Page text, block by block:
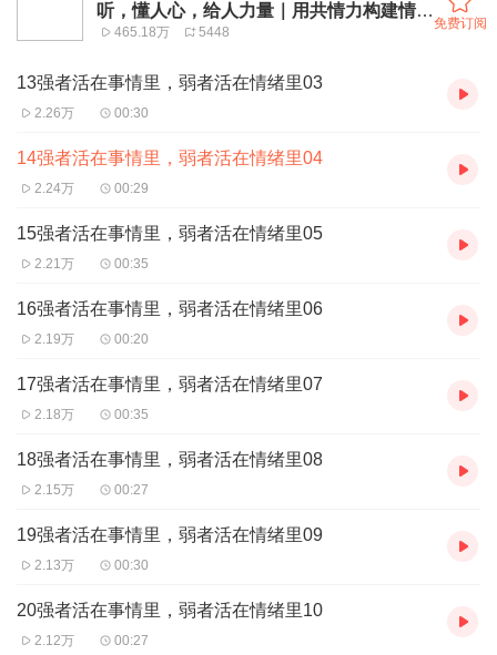
听，懂人心，给人力量｜用共情力构建情感
连接，用积极反馈激活心理能量
465.18万 5448
免费订阅
13强者活在事情里，弱者活在情绪里03
2.26万 00:30
14强者活在事情里，弱者活在情绪里04
2.24万 00:29
15强者活在事情里，弱者活在情绪里05
2.21万 00:35
16强者活在事情里，弱者活在情绪里06
2.19万 00:20
17强者活在事情里，弱者活在情绪里07
2.18万 00:35
18强者活在事情里，弱者活在情绪里08
2.15万 00:27
19强者活在事情里，弱者活在情绪里09
2.13万 00:30
20强者活在事情里，弱者活在情绪里10
2.12万 00:27